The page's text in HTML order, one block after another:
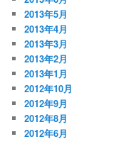
2013年5月
2013年4月
2013年3月
2013年2月
2013年1月
2012年10月
2012年9月
2012年8月
2012年6月